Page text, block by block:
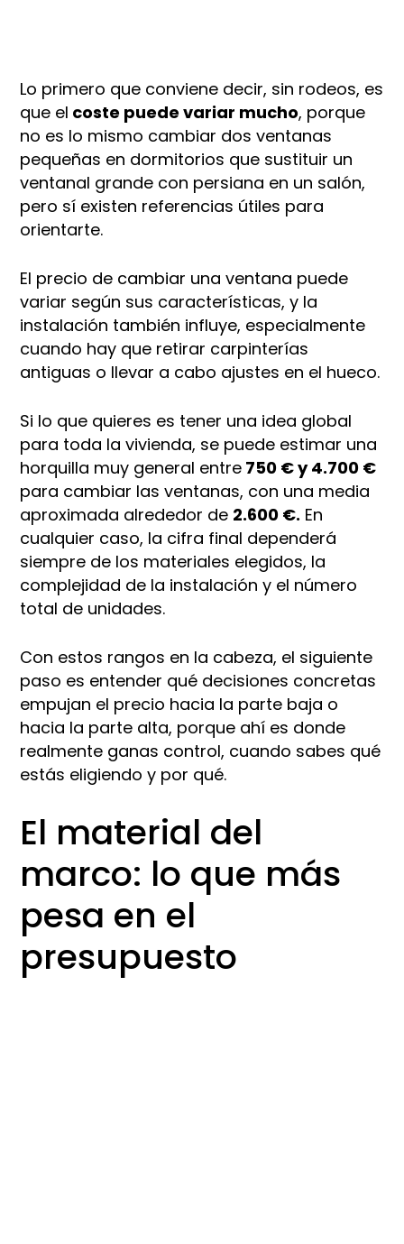
Lo primero que conviene decir, sin rodeos, es
que el coste puede variar mucho, porque
no es lo mismo cambiar dos ventanas
pequeñas en dormitorios que sustituir un
ventanal grande con persiana en un salón,
pero sí existen referencias útiles para
orientarte.
El precio de cambiar una ventana puede
variar según sus características, y la
instalación también influye, especialmente
cuando hay que retirar carpinterías
antiguas o llevar a cabo ajustes en el hueco.
Si lo que quieres es tener una idea global
para toda la vivienda, se puede estimar una
horquilla muy general entre 750 € y 4.700 €
para cambiar las ventanas, con una media
aproximada alrededor de 2.600 €. En
cualquier caso, la cifra final dependerá
siempre de los materiales elegidos, la
complejidad de la instalación y el número
total de unidades.
Con estos rangos en la cabeza, el siguiente
paso es entender qué decisiones concretas
empujan el precio hacia la parte baja o
hacia la parte alta, porque ahí es donde
realmente ganas control, cuando sabes qué
estás eligiendo y por qué.
El material del
marco: lo que más
pesa en el
presupuesto